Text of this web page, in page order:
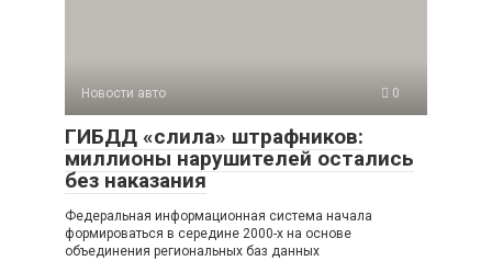
p
ss
ni
ki
и
ть
Новости авто 0
ГИБДД «слила» штрафников:
миллионы нарушителей остались
без наказания
Федеральная информационная система начала
формироваться в середине 2000-х на основе
объединения региональных баз данных